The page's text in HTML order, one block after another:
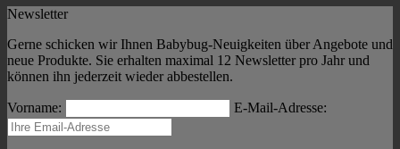
Newsletter
Gerne schicken wir Ihnen Babybug-Neuigkeiten über Angebote und
neue Produkte. Sie erhalten maximal 12 Newsletter pro Jahr und
können ihn jederzeit wieder abbestellen.
Vorname: E-Mail-Adresse: